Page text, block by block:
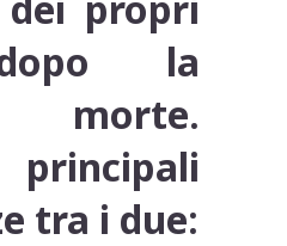
la
morte.
tra i due: